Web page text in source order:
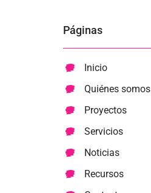
Páginas
Inicio
Quiénes somos
Proyectos
Servicios
Noticias
Recursos